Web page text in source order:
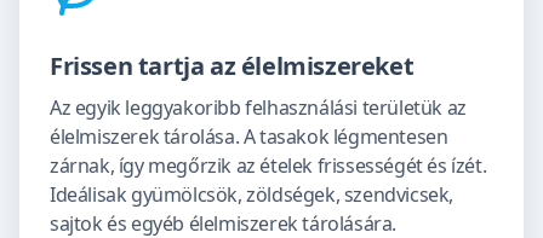
Frissen tartja az élelmiszereket
Az egyik leggyakoribb felhasználási területük az
élelmiszerek tárolása. A tasakok légmentesen
zárnak, így megőrzik az ételek frissességét és ízét.
Ideálisak gyümölcsök, zöldségek, szendvicsek,
sajtok és egyéb élelmiszerek tárolására.